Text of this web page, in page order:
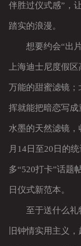
伴胜过仪式感”，
踏实的浪漫。
想要约会“出片”
上海迪士尼度假
万能的甜蜜滤镜
挥就能把暗恋写
水墨的天然滤镜
月14日至20日的
多“520打卡”话题
日仪式新范本。
至于送什么礼
旧钟情实用主义